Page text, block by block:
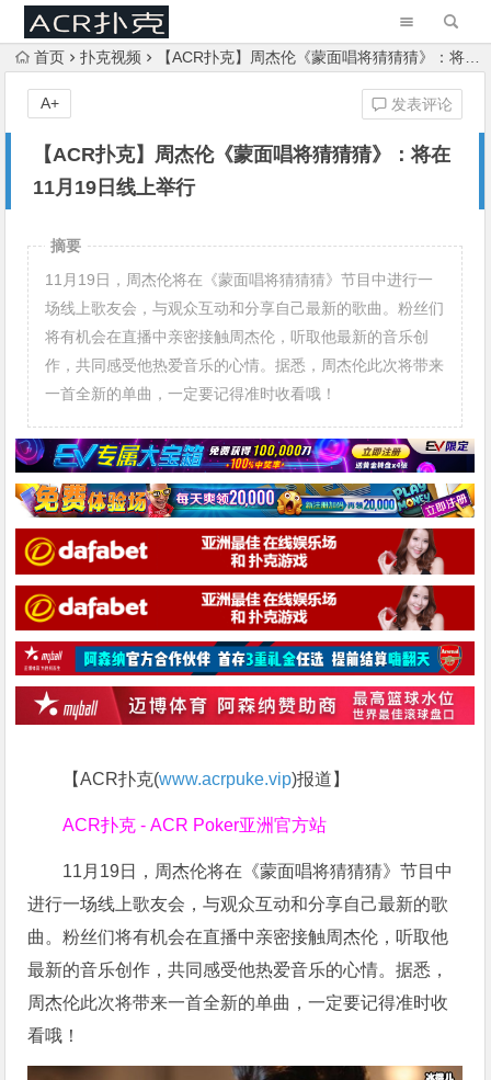
首页 扑克视频 【ACR扑克】周杰伦《蒙面唱将猜猜猜》：将在11月19日线上举行
【ACR扑克】周杰伦《蒙面唱将猜猜猜》：将在
11月19日线上举行
发表评论
A+
摘要
11月19日，周杰伦将在《蒙面唱将猜猜猜》节目中进行一
场线上歌友会，与观众互动和分享自己最新的歌曲。粉丝们
将有机会在直播中亲密接触周杰伦，听取他最新的音乐创
作，共同感受他热爱音乐的心情。据悉，周杰伦此次将带来
一首全新的单曲，一定要记得准时收看哦！
【ACR扑克(www.acrpuke.vip)报道】
ACR扑克 - ACR Poker亚洲官方站
11月19日，周杰伦将在《蒙面唱将猜猜猜》节目中
进行一场线上歌友会，与观众互动和分享自己最新的歌
曲。粉丝们将有机会在直播中亲密接触周杰伦，听取他
最新的音乐创作，共同感受他热爱音乐的心情。据悉，
周杰伦此次将带来一首全新的单曲，一定要记得准时收
看哦！